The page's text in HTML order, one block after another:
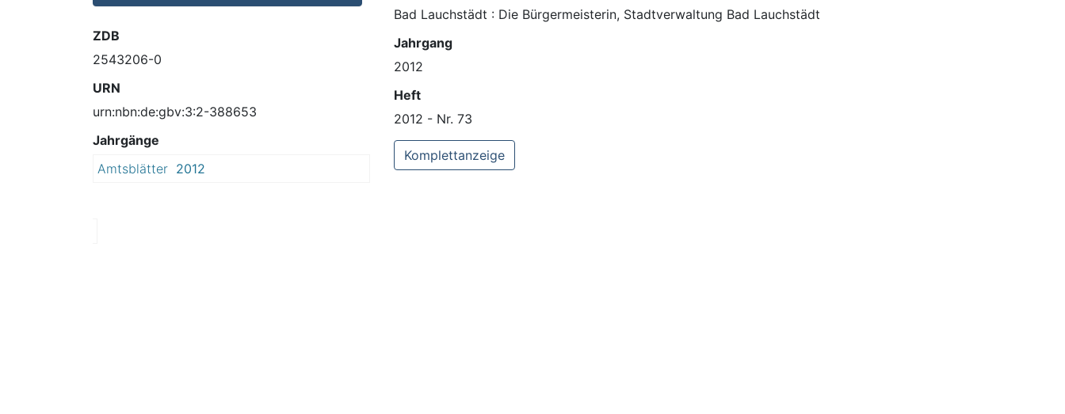
ZDB
2543206-0
URN
urn:nbn:de:gbv:3:2-388653
Jahrgänge
Amtsblätter 2012
Bad Lauchstädt : Die Bürgermeisterin, Stadtverwaltung Bad Lauchstädt
Jahrgang
2012
Heft
2012 - Nr. 73
Komplettanzeige